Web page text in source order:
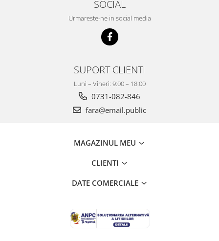
SOCIAL
Urmareste-ne in social media
SUPORT CLIENTI
Luni – Vineri: 9:00 – 18:00
0731-082-846
fara@email.public
MAGAZINUL MEU
CLIENTI
DATE COMERCIALE